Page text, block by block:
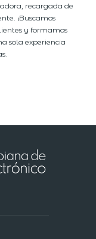
recargada de
¡Buscamos
y formamos
sola experiencia